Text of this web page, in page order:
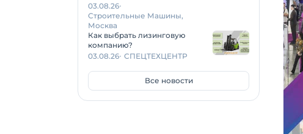
03.08.26
Строительные Машины,
Москва
Как выбрать лизинговую
компанию?
03.08.26 СПЕЦТЕХЦЕНТР
Все новости